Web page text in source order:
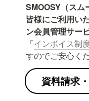
SMOOSY（スム
皆様にご利用い
ン会員管理サー
「インボイス制
すのでご安心くだ
資料請求